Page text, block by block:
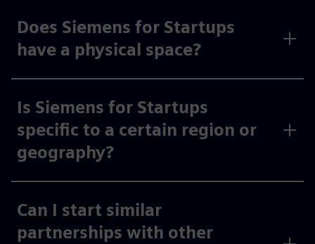
Does Siemens for Startups
have a physical space?
Is Siemens for Startups
specific to a certain region or
geography?
Can I start similar
partnerships with other